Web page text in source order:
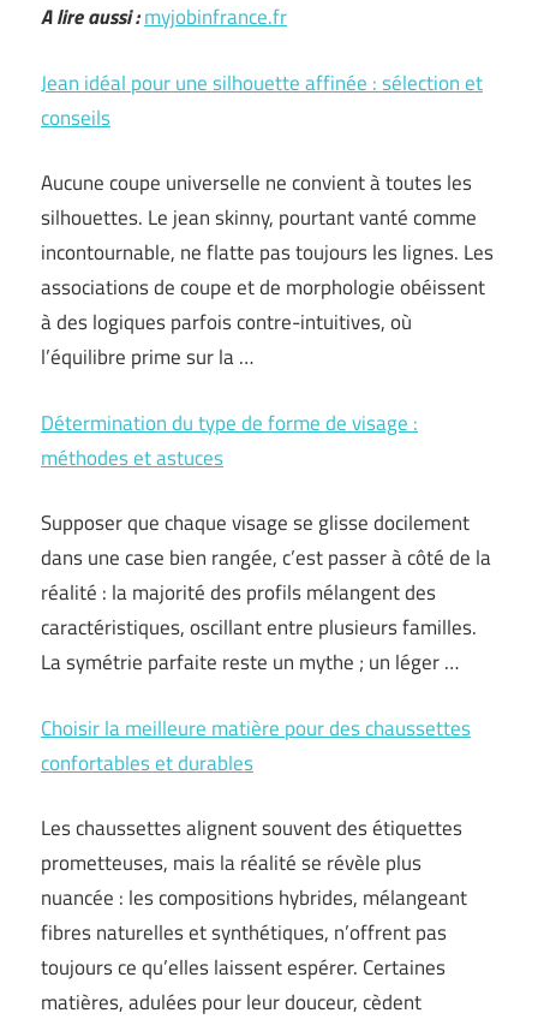
A lire aussi :myjobinfrance.fr
Jean idéal pour une silhouette affinée : sélection et
conseils
Aucune coupe universelle ne convient à toutes les
silhouettes. Le jean skinny, pourtant vanté comme
incontournable, ne flatte pas toujours les lignes. Les
associations de coupe et de morphologie obéissent
à des logiques parfois contre-intuitives, où
l’équilibre prime sur la …
Détermination du type de forme de visage :
méthodes et astuces
Supposer que chaque visage se glisse docilement
dans une case bien rangée, c’est passer à côté de la
réalité : la majorité des profils mélangent des
caractéristiques, oscillant entre plusieurs familles.
La symétrie parfaite reste un mythe ; un léger …
Choisir la meilleure matière pour des chaussettes
confortables et durables
Les chaussettes alignent souvent des étiquettes
prometteuses, mais la réalité se révèle plus
nuancée : les compositions hybrides, mélangeant
fibres naturelles et synthétiques, n’offrent pas
toujours ce qu’elles laissent espérer. Certaines
matières, adulées pour leur douceur, cèdent